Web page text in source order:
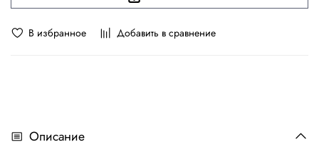
В избранное Добавить в сравнение
Описание